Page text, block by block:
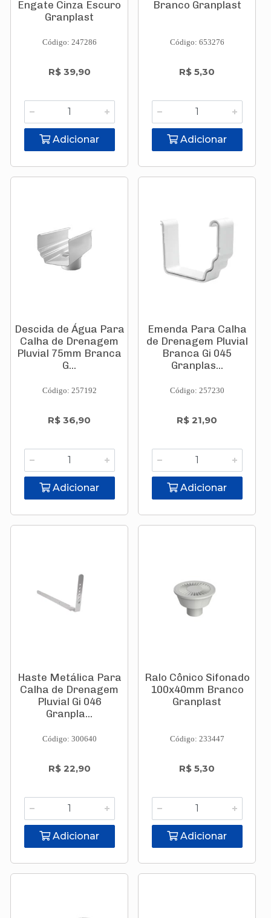
Engate Cinza Escuro
Granplast
Código: 247286
R$ 39,90
Adicionar
Branco Granplast
Código: 653276
R$ 5,30
Adicionar
Descida de Água Para
Calha de Drenagem
Pluvial 75mm Branca
G...
Código: 257192
R$ 36,90
Adicionar
Emenda Para Calha
de Drenagem Pluvial
Branca Gi 045
Granplas...
Código: 257230
R$ 21,90
Adicionar
Haste Metálica Para
Calha de Drenagem
Pluvial Gi 046
Granpla...
Código: 300640
R$ 22,90
Adicionar
Ralo Cônico Sifonado
100x40mm Branco
Granplast
Código: 233447
R$ 5,30
Adicionar